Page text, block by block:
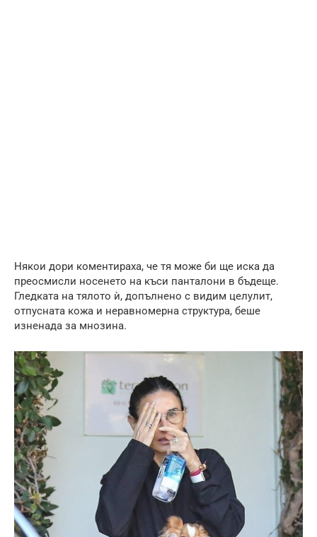
Някои дори коментираха, че тя може би ще иска да
преосмисли носенето на къси панталони в бъдеще.
Гледката на тялото ѝ, допълнено с видим целулит,
отпусната кожа и неравномерна структура, беше
изненада за мнозина.